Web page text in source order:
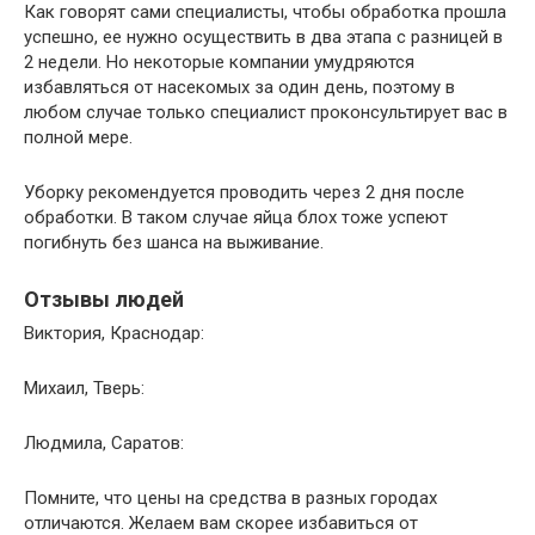
Как говорят сами специалисты, чтобы обработка прошла
успешно, ее нужно осуществить в два этапа с разницей в
2 недели. Но некоторые компании умудряются
избавляться от насекомых за один день, поэтому в
любом случае только специалист проконсультирует вас в
полной мере.
Уборку рекомендуется проводить через 2 дня после
обработки. В таком случае яйца блох тоже успеют
погибнуть без шанса на выживание.
Отзывы людей
Виктория, Краснодар:
Михаил, Тверь:
Людмила, Саратов:
Помните, что цены на средства в разных городах
отличаются. Желаем вам скорее избавиться от